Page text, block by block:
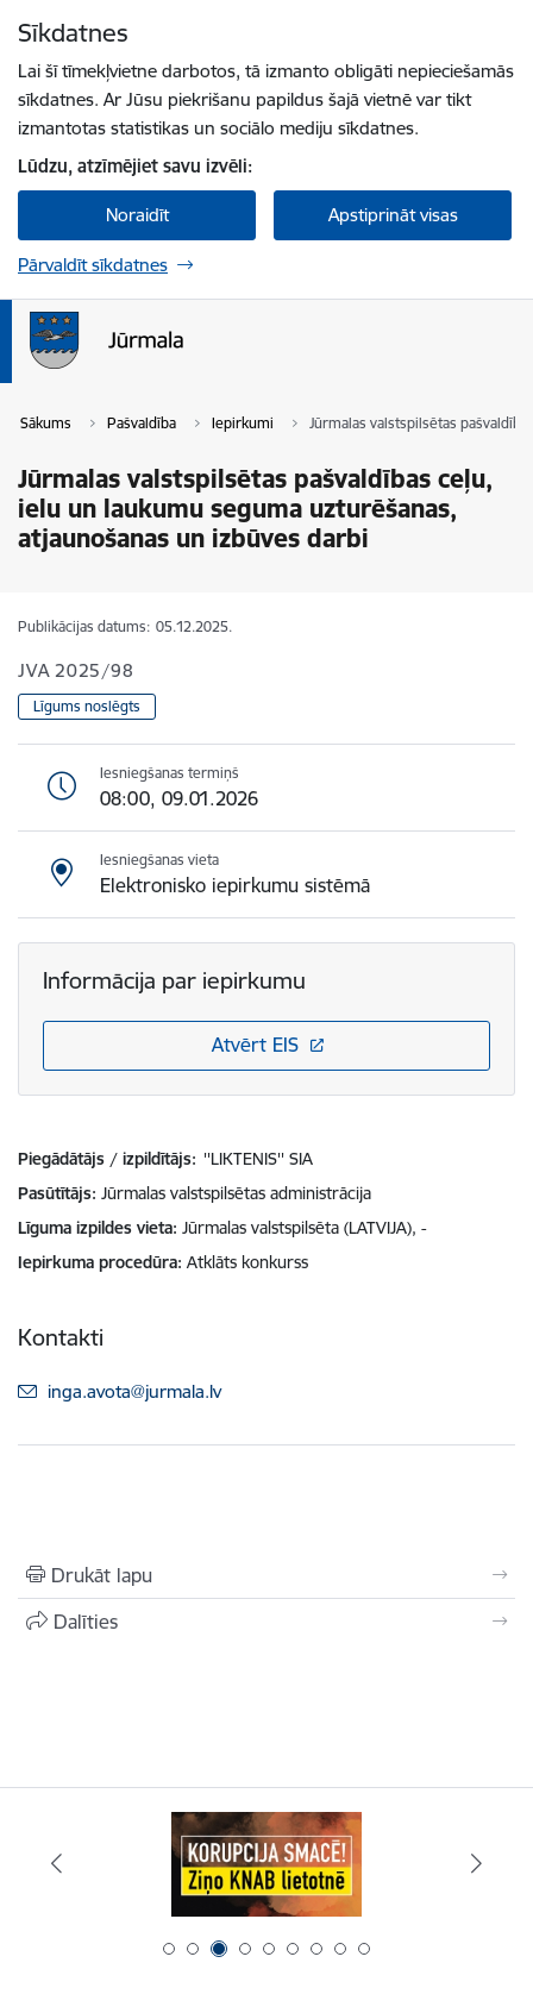
Sīkdatnes
Lai šī tīmekļvietne darbotos, tā izmanto obligāti nepieciešamās
sīkdatnes. Ar Jūsu piekrišanu papildus šajā vietnē var tikt
izmantotas statistikas un sociālo mediju sīkdatnes.
Lūdzu, atzīmējiet savu izvēli:
Noraidīt Apstiprināt visas
Pārvaldīt sīkdatnes
Sākums Pašvaldība Iepirkumi Jūrmalas valstspilsētas
Jūrmalas valstspilsētas pašvaldības ceļu,
ielu un laukumu seguma uzturēšanas,
atjaunošanas un izbūves darbi
Publikācijas datums: 05.12.2025.
JVA 2025/98
Līgums noslēgts
Iesniegšanas termiņš
08:00, 09.01.2026
Iesniegšanas vieta
Elektronisko iepirkumu sistēmā
Informācija par iepirkumu
Atvērt EIS
Piegādātājs / izpildītājs: ''LIKTENIS'' SIA
Pasūtītājs Jūrmalas valstspilsētas administrācija
Līguma izpildes vieta Jūrmalas valstspilsēta (LATVIJA), -
Iepirkuma procedūra Atklāts konkurss
Kontakti
E-pasts:
inga.avota@jurmala.lv
Drukāt lapu
Dalīties